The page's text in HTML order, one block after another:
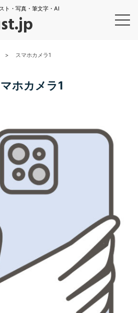
ト・写真・筆文字・AI
> スマホカメラ1
ホカメラ1